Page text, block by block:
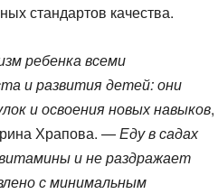
стандартов качества.
ребенка всеми
и развития детей: они
и освоения новых навыков,
Храпова. —Еду в садах
и не раздражает
с минимальным